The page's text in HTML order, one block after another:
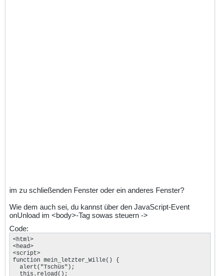
im zu schließenden Fenster oder ein anderes Fenster?
Wie dem auch sei, du kannst über den JavaScript-Event
onUnload im <body>-Tag sowas steuern ->
Code:
<html>
<head>
<script>
function mein_letzter_Wille() {
  alert("Tschüs");
  this.reload();